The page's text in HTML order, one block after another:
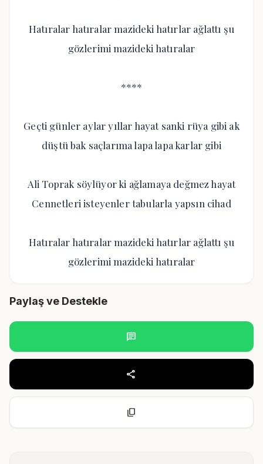
Hatıralar hatıralar mazideki hatırlar ağlattı şu
gözlerimi mazideki hatıralar
****
Geçti günler aylar yıllar hayat sanki rüya gibi ak
düştü bak saçlarıma lapa lapa karlar gibi
Ali Toprak söylüyor ki ağlamaya değmez hayat
Cennetleri isteyenler tabularla yapsın cihad
Hatıralar hatıralar mazideki hatırlar ağlattı şu
gözlerimi mazideki hatıralar
Paylaş ve Destekle
chat
share
content_copy